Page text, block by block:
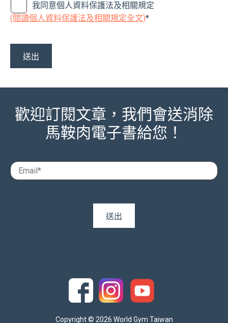
我同意個人資料保護法及相關規定
(閱讀個人資料保護法及相關規定全文)*
歡迎訂閱文章，我們會送消除
馬鞍肉電子書給您！
Copyright © 2026 World Gym Taiwan